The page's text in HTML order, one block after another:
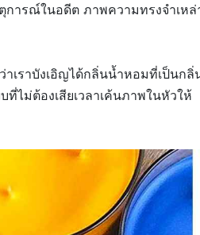
การณ์ในอดีต ภาพความทรงจำเหล่
าเราบังเอิญได้กลิ่นน้ำหอมที่เป็นกลิ่
ที่ไม่ต้องเสียเวลาเค้นภาพในหัวให้